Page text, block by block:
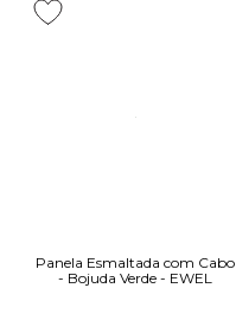
Panela Esmaltada com Cabo
- Bojuda Verde - EWEL